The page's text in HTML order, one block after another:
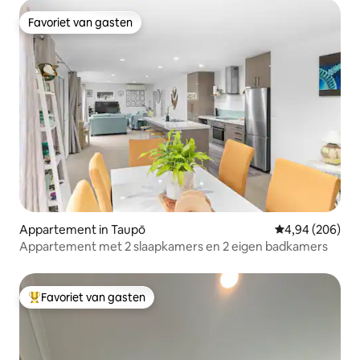
Favoriet van gasten
Favoriet van gasten
Appartement in Taupō Gemiddelde
4,94 (206)
Appartement met 2 slaapkamers en 2 eigen badkamers
Topfavoriet van gasten
Favoriet van gasten